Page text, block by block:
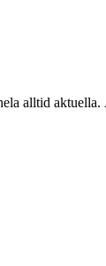
alltid